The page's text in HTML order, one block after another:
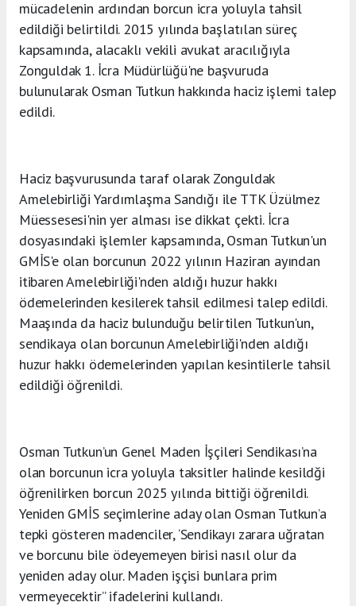
mücadelenin ardından borcun icra yoluyla tahsil
edildiği belirtildi. 2015 yılında başlatılan süreç
kapsamında, alacaklı vekili avukat aracılığıyla
Zonguldak 1. İcra Müdürlüğü'ne başvuruda
bulunularak Osman Tutkun hakkında haciz işlemi talep
edildi.
Haciz başvurusunda taraf olarak Zonguldak
Amelebirliği Yardımlaşma Sandığı ile TTK Üzülmez
Müessesesi'nin yer alması ise dikkat çekti. İcra
dosyasındaki işlemler kapsamında, Osman Tutkun'un
GMİS'e olan borcunun 2022 yılının Haziran ayından
itibaren Amelebirliği'nden aldığı huzur hakkı
ödemelerinden kesilerek tahsil edilmesi talep edildi.
Maaşında da haciz bulunduğu belirtilen Tutkun'un,
sendikaya olan borcunun Amelebirliği'nden aldığı
huzur hakkı ödemelerinden yapılan kesintilerle tahsil
edildiği öğrenildi.
Osman Tutkun’un Genel Maden İşçileri Sendikası’na
olan borcunun icra yoluyla taksitler halinde kesildği
öğrenilirken borcun 2025 yılında bittiği öğrenildi.
Yeniden GMİS seçimlerine aday olan Osman Tutkun’a
tepki gösteren madenciler, ‘Sendikayı zarara uğratan
ve borcunu bile ödeyemeyen birisi nasıl olur da
yeniden aday olur. Maden işçisi bunlara prim
vermeyecektir” ifadelerini kullandı.